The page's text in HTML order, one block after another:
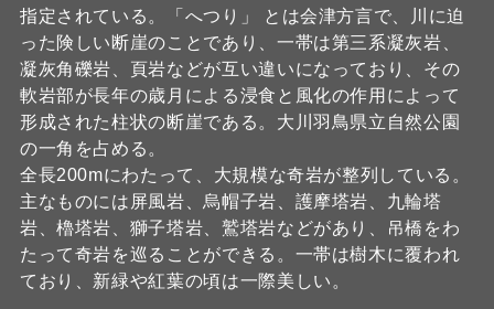
指定されている。「へつり」 とは会津方言で、川に迫
った険しい断崖のことであり、一帯は第三系凝灰岩、
凝灰角礫岩、頁岩などが互い違いになっており、その
軟岩部が長年の歳月による浸食と風化の作用によって
形成された柱状の断崖である。大川羽鳥県立自然公園
の一角を占める。
全長200mにわたって、大規模な奇岩が整列している。
主なものには屏風岩、烏帽子岩、護摩塔岩、九輪塔
岩、櫓塔岩、獅子塔岩、鷲塔岩などがあり、吊橋をわ
たって奇岩を巡ることができる。一帯は樹木に覆われ
ており、新緑や紅葉の頃は一際美しい。